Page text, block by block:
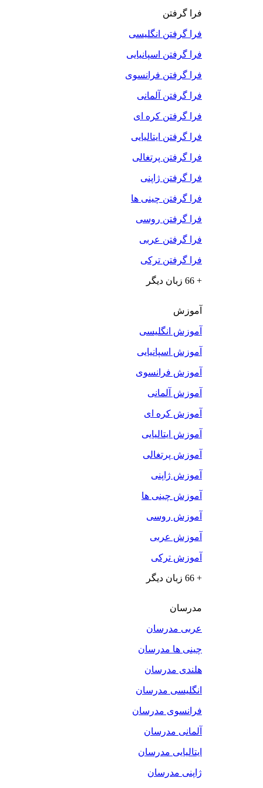
فرا گرفتن
فرا گرفتن انگلیسی
فرا گرفتن اسپانیایی
فرا گرفتن فرانسوی
فرا گرفتن آلمانی
فرا گرفتن کره ای
فرا گرفتن ایتالیایی
فرا گرفتن پرتغالی
فرا گرفتن ژاپنی
فرا گرفتن چینی ها
فرا گرفتن روسی
فرا گرفتن عربی
فرا گرفتن ترکی
+ 66 زبان دیگر
آموزش
آموزش انگلیسی
آموزش اسپانیایی
آموزش فرانسوی
آموزش آلمانی
آموزش کره ای
آموزش ایتالیایی
آموزش پرتغالی
آموزش ژاپنی
آموزش چینی ها
آموزش روسی
آموزش عربی
آموزش ترکی
+ 66 زبان دیگر
مدرسان
عربی مدرسان
چینی ها مدرسان
هلندی مدرسان
انگلیسی مدرسان
فرانسوی مدرسان
آلمانی مدرسان
ایتالیایی مدرسان
ژاپنی مدرسان